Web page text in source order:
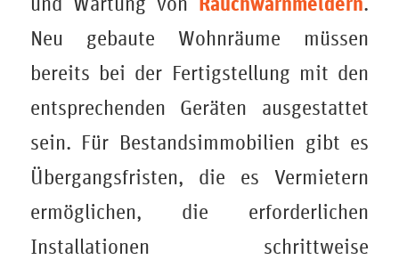
Neu gebaute Wohnräume müssen
bereits bei der Fertigstellung mit den
entsprechenden Geräten ausgestattet
sein. Für Bestandsimmobilien gibt es
Übergangsfristen, die es Vermietern
ermöglichen, die erforderlichen
Installationen schrittweise